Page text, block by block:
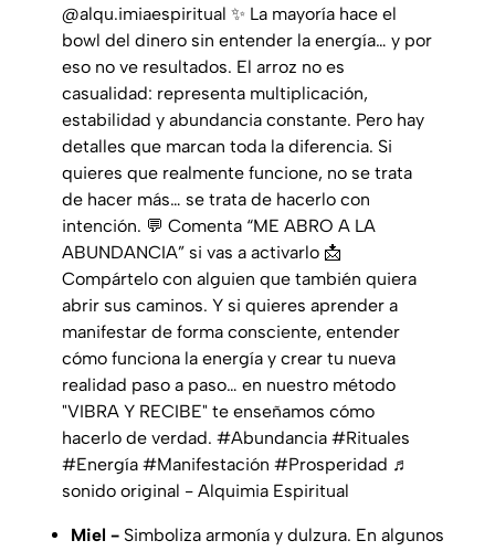
@alqu.imiaespiritual ✨ La mayoría hace el
bowl del dinero sin entender la energía… y por
eso no ve resultados. El arroz no es
casualidad: representa multiplicación,
estabilidad y abundancia constante. Pero hay
detalles que marcan toda la diferencia. Si
quieres que realmente funcione, no se trata
de hacer más… se trata de hacerlo con
intención. 💬 Comenta “ME ABRO A LA
ABUNDANCIA” si vas a activarlo 📩
Compártelo con alguien que también quiera
abrir sus caminos. Y si quieres aprender a
manifestar de forma consciente, entender
cómo funciona la energía y crear tu nueva
realidad paso a paso… en nuestro método
"VIBRA Y RECIBE" te enseñamos cómo
hacerlo de verdad. #Abundancia #Rituales
#Energía #Manifestación #Prosperidad ♬
sonido original - Alquimia Espiritual
Miel - Simboliza armonía y dulzura. En algunos